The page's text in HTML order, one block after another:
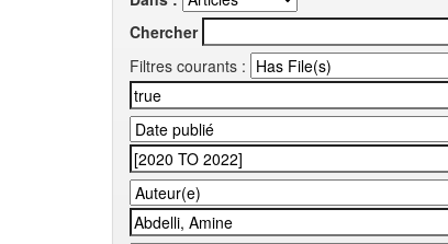
Chercher
Filtres courants :